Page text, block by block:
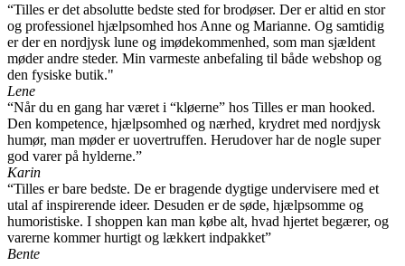
“Tilles er det absolutte bedste sted for brodøser. Der er altid en stor
og professionel hjælpsomhed hos Anne og Marianne. Og samtidig
er der en nordjysk lune og imødekommenhed, som man sjældent
møder andre steder. Min varmeste anbefaling til både webshop og
den fysiske butik."
Lene
“Når du en gang har været i “kløerne” hos Tilles er man hooked.
Den kompetence, hjælpsomhed og nærhed, krydret med nordjysk
humør, man møder er uovertruffen. Herudover har de nogle super
god varer på hylderne.”
Karin
“Tilles er bare bedste. De er bragende dygtige undervisere med et
utal af inspirerende ideer. Desuden er de søde, hjælpsomme og
humoristiske. I shoppen kan man købe alt, hvad hjertet begærer, og
varerne kommer hurtigt og lækkert indpakket”
Bente